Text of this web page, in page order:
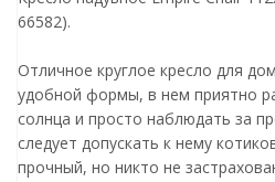
66582).
Отличное круглое кресло для
удобной формы, в нем приятно
солнца и просто наблюдать за
следует допускать к нему
прочный, но никто не